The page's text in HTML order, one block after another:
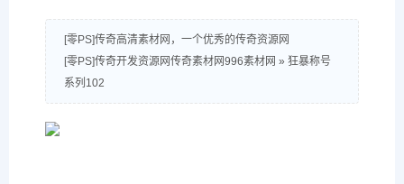
[零PS]传奇高清素材网，一个优秀的传奇资源网
[零PS]传奇开发资源网传奇素材网996素材网 » 狂暴称号
系列102